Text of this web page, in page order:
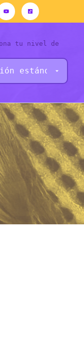
tu nivel de